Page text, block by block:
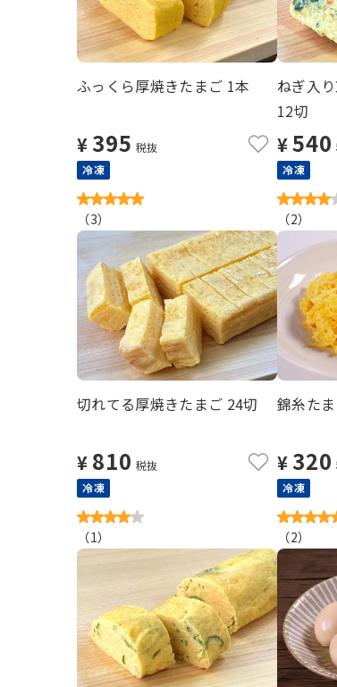
ふっくら厚焼きたまご 1本
¥ 395 税抜
冷凍
（3）
ねぎ入
12切
¥540
冷凍
（2）
切れてる厚焼きたまご 24切
¥ 810 税抜
冷凍
（1）
錦糸た
¥ 320
冷凍
（2）